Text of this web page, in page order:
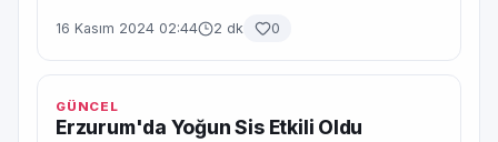
16 Kasım 2024 02:44 2 dk 0
GÜNCEL
Erzurum'da Yoğun Sis Etkili Oldu